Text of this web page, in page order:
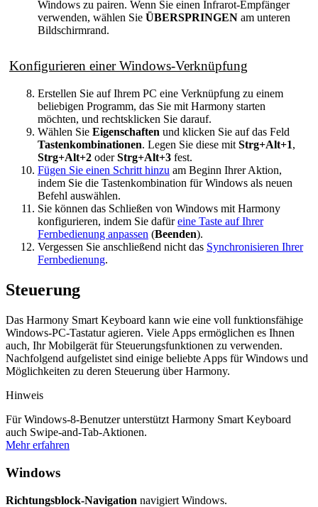
Windows zu pairen. Wenn Sie einen Infrarot-Empfänger
verwenden, wählen Sie ÜBERSPRINGEN am unteren
Bildschirmrand.
Konfigurieren einer Windows-Verknüpfung
Erstellen Sie auf Ihrem PC eine Verknüpfung zu einem
beliebigen Programm, das Sie mit Harmony starten
möchten, und rechtsklicken Sie darauf.
Wählen Sie Eigenschaften und klicken Sie auf das Feld
Tastenkombinationen. Legen Sie diese mitStrg+Alt+1,
Strg+Alt+2 oderStrg+Alt+3 fest.
Fügen Sie einen Schritt hinzu am Beginn Ihrer Aktion,
indem Sie die Tastenkombination für Windows als neuen
Befehl auswählen.
Sie können das Schließen von Windows mit Harmony
konfigurieren, indem Sie dafüreine Taste auf Ihrer
Fernbedienung anpassen (Beenden).
Vergessen Sie anschließend nicht das Synchronisieren Ihrer
Fernbedienung.
Steuerung
Das Harmony Smart Keyboard kann wie eine voll funktionsfähige
Windows-PC-Tastatur agieren. Viele Apps ermöglichen es Ihnen
auch, Ihr Mobilgerät für Steuerungsfunktionen zu verwenden.
Nachfolgend aufgelistet sind einige beliebte Apps für Windows und
Möglichkeiten zu deren Steuerung über Harmony.
Hinweis
Für Windows-8-Benutzer unterstützt Harmony Smart Keyboard
auch Swipe-and-Tab-Aktionen.
Mehr erfahren
Windows
Richtungsblock-Navigation navigiert Windows.